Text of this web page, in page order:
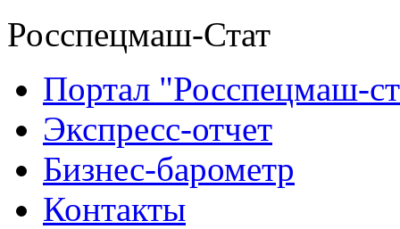
Росспецмаш-Стат
Портал "Росспецмаш-
Экспресс-отчет
Бизнес-барометр
Контакты